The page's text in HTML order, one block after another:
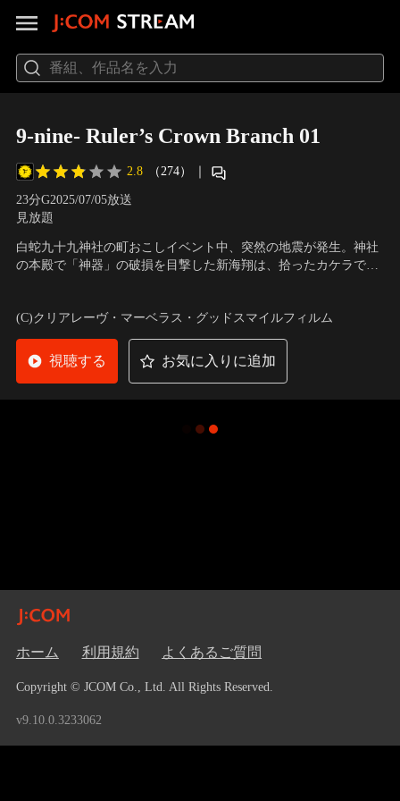
9-nine- Ruler’s Crown Branch 01
2.8 （274） ｜
23分G2025/07/05放送
見放題
白蛇九十九神社の町おこしイベント中、突然の地震が発生。神社
の本殿で「神器」の破損を目撃した新海翔は、拾ったカケラで指
く。不可解な出来事に翔は、クラスメイトの深沢与一、九條都と
共に噂の真偽を確かめに行くことに。
(C)クリアレーヴ・マーベラス・グッドスマイルフィルム
視聴する お気に入りに追加
ホーム 利用規約 よくあるご質問
Copyright © JCOM Co., Ltd. All Rights Reserved.
v9.10.0.3233062